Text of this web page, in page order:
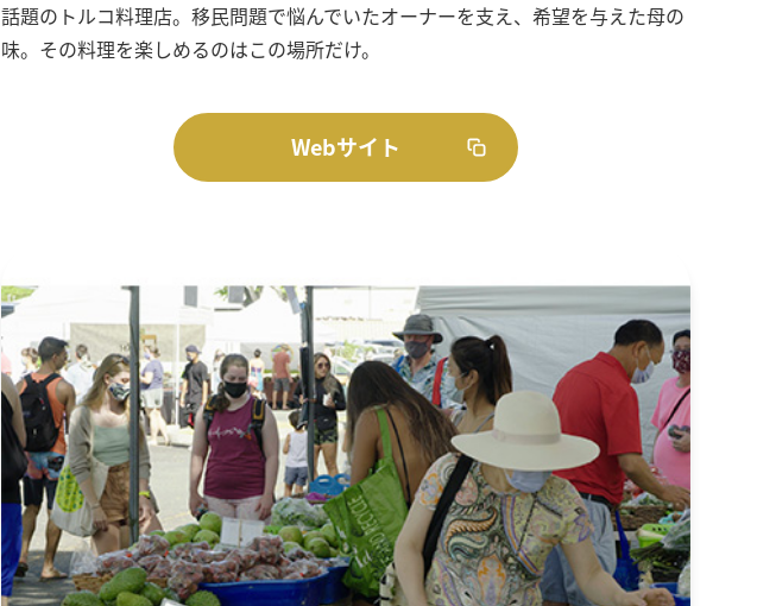
話題のトルコ料理店。移民問題で悩んでいたオーナーを支え、希望を与えた母の
味。その料理を楽しめるのはこの場所だけ。
Webサイト